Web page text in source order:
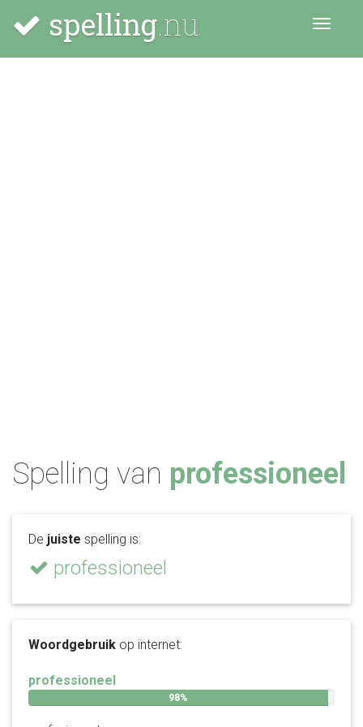
spelling.nu Menu
Spelling van professioneel
De juiste spelling is:
professioneel
Woordgebruik op internet:
professioneel
98%